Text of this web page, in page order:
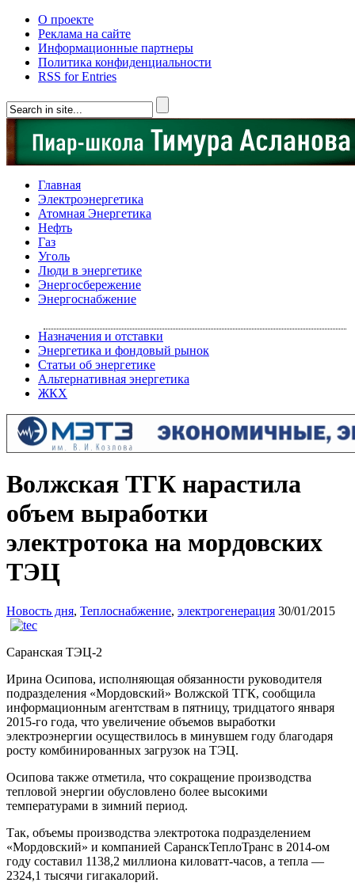
О проекте
Реклама на сайте
Информационные партнеры
Политика конфиденциальности
RSS for Entries
Главная
Электроэнергетика
Атомная Энергетика
Нефть
Газ
Уголь
Люди в энергетике
Энергосбережение
Энергоснабжение
Назначения и отставки
Энергетика и фондовый рынок
Статьи об энергетике
Альтернативная энергетика
ЖКХ
Волжская ТГК нарастила
объем выработки
электротока на мордовских
ТЭЦ
Новость дня, Теплоснабжение, электрогенерация 30/01/2015
Саранская ТЭЦ-2
Ирина Осипова, исполняющая обязанности руководителя
подразделения «Мордовский» Волжской ТГК, сообщила
информационным агентствам в пятницу, тридцатого января
2015-го года, что увеличение объемов выработки
электроэнергии осуществилось в минувшем году благодаря
росту комбинированных загрузок на ТЭЦ.
Осипова также отметила, что сокращение производства
тепловой энергии обусловлено более высокими
температурами в зимний период.
Так, объемы производства электротока подразделением
«Мордовский» и компанией СаранскТеплоТранс в 2014-ом
году составил 1138,2 миллиона киловатт-часов, а тепла —
2324,1 тысячи гигакалорий.